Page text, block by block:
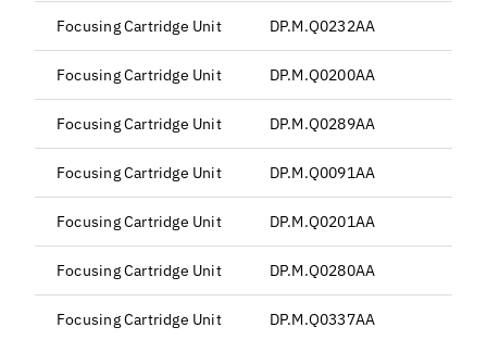
Focusing Cartridge Unit DP.M.Q0232AA
Focusing Cartridge Unit DP.M.Q0200AA
Focusing Cartridge Unit DP.M.Q0289AA
Focusing Cartridge Unit DP.M.Q0091AA
Focusing Cartridge Unit DP.M.Q0201AA
Focusing Cartridge Unit DP.M.Q0280AA
Focusing Cartridge Unit DP.M.Q0337AA